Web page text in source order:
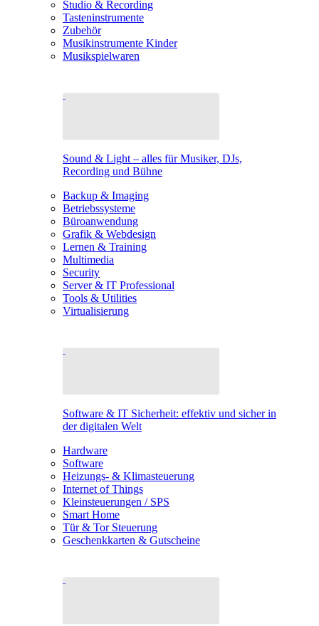
Studio & Recording
Tasteninstrumente
Zubehör
Musikinstrumente Kinder
Musikspielwaren
Sound & Light – alles für Musiker, DJs,
Recording und Bühne
Backup & Imaging
Betriebssysteme
Büroanwendung
Grafik & Webdesign
Lernen & Training
Multimedia
Security
Server & IT Professional
Tools & Utilities
Virtualisierung
Software & IT Sicherheit: effektiv und sicher in
der digitalen Welt
Hardware
Software
Heizungs- & Klimasteuerung
Internet of Things
Kleinsteuerungen / SPS
Smart Home
Tür & Tor Steuerung
Geschenkkarten & Gutscheine